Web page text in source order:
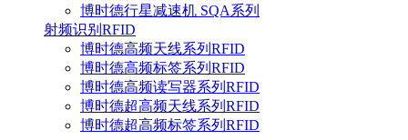
博时德行星减速机 SQA系列
射频识别RFID
博时德高频天线系列RFID
博时德高频标签系列RFID
博时德高频读写器系列RFID
博时德超高频天线系列RFID
博时德超高频标签系列RFID